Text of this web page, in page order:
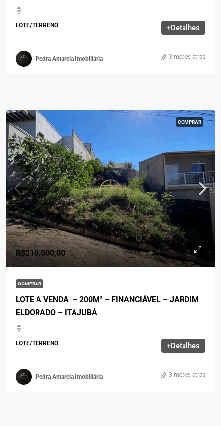
LOTE/TERRENO +Detalhes
Pedra Amarela Imobiliária 3 meses atrás
COMPRAR
R$210.000,00
COMPRAR
LOTE A VENDA – 200M² – FINANCIÁVEL – JARDIM
ELDORADO – ITAJUBÁ
LOTE/TERRENO +Detalhes
Pedra Amarela Imobiliária 3 meses atrás